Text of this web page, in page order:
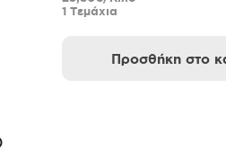
1 Τεμάχια
Προσθήκη στο